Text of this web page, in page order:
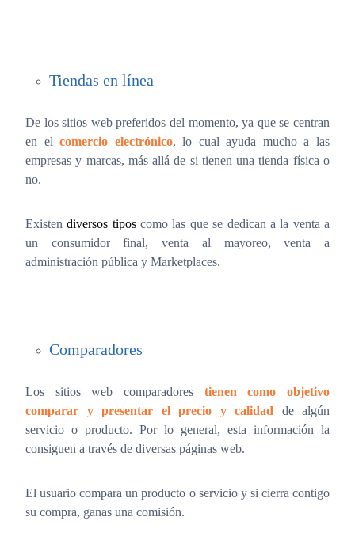
Tiendas en línea
De los sitios web preferidos del momento, ya que se centran
en elcomercio electrónico, lo cual ayuda mucho a las
empresas y marcas, más allá de si tienen una tienda física o
no.
Existendiversos tiposcomo las que se dedican a la venta a
un consumidor final, venta al mayoreo, venta a
administración pública y Marketplaces.
Comparadores
Los sitios web comparadores tienen como objetivo
comparar y presentar el precio y calidad de algún
servicio o producto. Por lo general, esta información la
consiguen a través de diversas páginas web.
El usuario compara un producto o servicio y si cierra contigo
su compra, ganas una comisión.